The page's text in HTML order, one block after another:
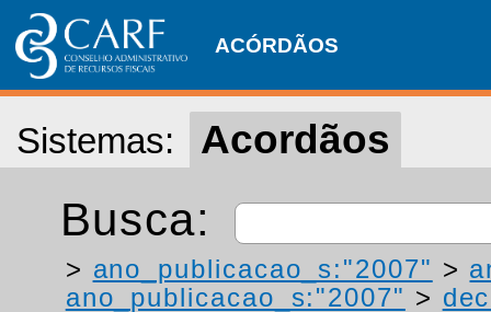
ACÓRDÃOS
Sistemas: Acordãos
Busca:
> ano_publicacao_s:"2007" >
ano_publicacao_s:"2007" >